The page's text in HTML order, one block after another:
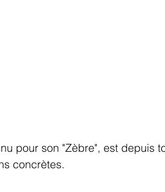
pour son "Zèbre", est depuis
concrètes.